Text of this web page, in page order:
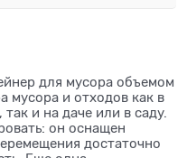
для мусора объемом
мусора и отходов как в
и на даче или в саду.
он оснащен
достаточно